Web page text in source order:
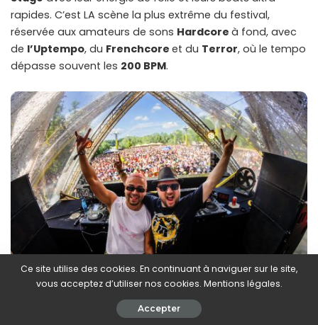
rapides. C’est LA scène la plus extrême du festival,
réservée aux amateurs de sons Hardcore à fond, avec
de l’Uptempo, du Frenchcore et du Terror, où le tempo
dépasse souvent les 200 BPM.
Après ça, on se dirige vers laBLACK Stage
Ce site utilise des cookies. En continuant à naviguer sur le site,
vous acceptez d’utiliser nos cookies. Mentions légales.
Accepter